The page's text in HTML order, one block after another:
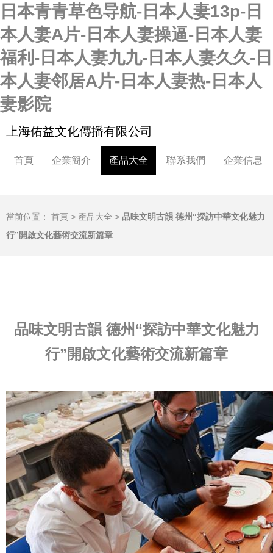
日本青青草色导航-日本人妻13p-日
本人妻A片-日本人妻操逼-日本人妻
福利-日本人妻九九-日本人妻久久-日
本人妻邻居A片-日本人妻热-日本人
妻影院
上海佑益文化傳播有限公司
首頁 企業簡介 產品大全 聯系我們 企業信息
當前位置： 首頁 > 產品大全 > 品味文明古韻 德州“探訪中華文化魅力
行”開啟文化藝術交流新篇章
品味文明古韻 德州“探訪中華文化魅力
行”開啟文化藝術交流新篇章